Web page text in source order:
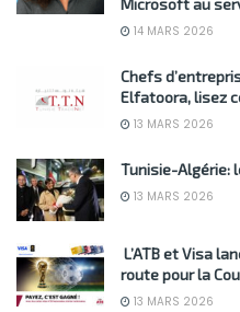
Microsoft au
14 MARS 2026
Chefs
Elfatoora, lisez
13 MARS 2026
Tunisie-Algérie:
13 MARS 2026
L’ATB et Visa
route pour la
13 MARS 2026